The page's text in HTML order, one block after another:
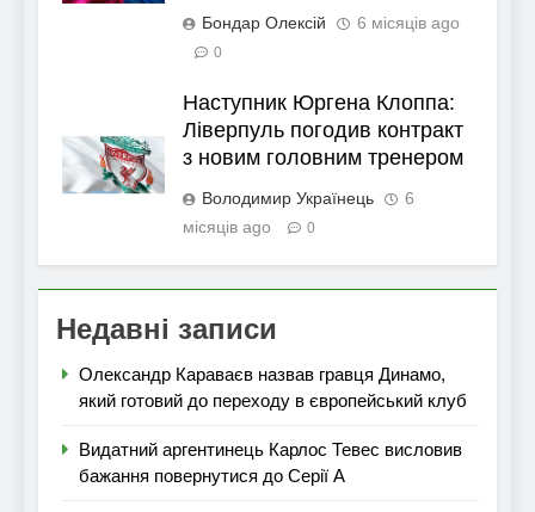
Бондар Олексій 6 місяців ago
0
Наступник Юргена Клоппа:
Ліверпуль погодив контракт
з новим головним тренером
Володимир Українець
6
місяців ago
0
Недавні записи
Олександр Караваєв назвав гравця Динамо,
який готовий до переходу в європейський клуб
Видатний аргентинець Карлос Тевес висловив
бажання повернутися до Серії А